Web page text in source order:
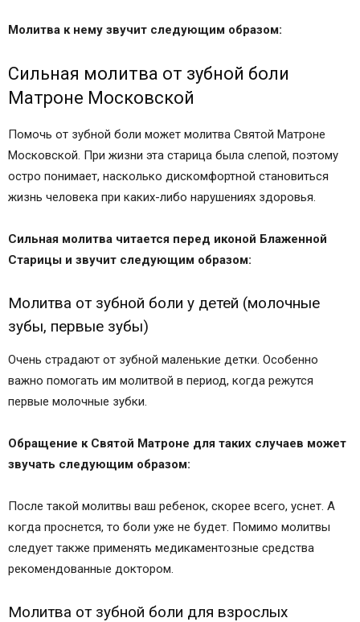
Молитва к нему звучит следующим образом:
Сильная молитва от зубной боли
Матроне Московской
Помочь от зубной боли может молитва Святой Матроне
Московской. При жизни эта старица была слепой, поэтому
остро понимает, насколько дискомфортной становиться
жизнь человека при каких-либо нарушениях здоровья.
Сильная молитва читается перед иконой Блаженной
Старицы и звучит следующим образом:
Молитва от зубной боли у детей (молочные
зубы, первые зубы)
Очень страдают от зубной маленькие детки. Особенно
важно помогать им молитвой в период, когда режутся
первые молочные зубки.
Обращение к Святой Матроне для таких случаев может
звучать следующим образом:
После такой молитвы ваш ребенок, скорее всего, уснет. А
когда проснется, то боли уже не будет. Помимо молитвы
следует также применять медикаментозные средства
рекомендованные доктором.
Молитва от зубной боли для взрослых